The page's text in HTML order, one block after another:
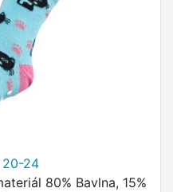
20-24
80% Bavlna, 15%